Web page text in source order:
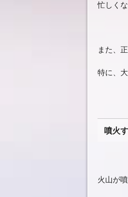
忙しく
また、
特に、
噴火
火山が